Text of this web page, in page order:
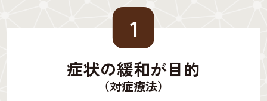
１
症状の緩和が目的
（対症療法）